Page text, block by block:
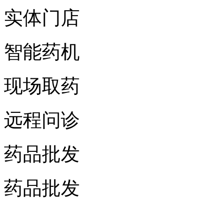
实体门店
智能药机
现场取药
远程问诊
药品批发
药品批发